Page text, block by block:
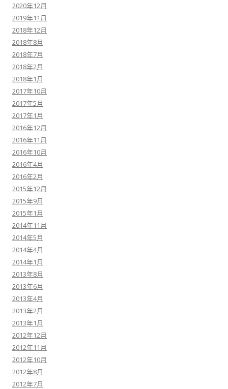
2020年12月
2019年11月
2018年12月
2018年8月
2018年7月
2018年2月
2018年1月
2017年10月
2017年5月
2017年1月
2016年12月
2016年11月
2016年10月
2016年4月
2016年2月
2015年12月
2015年9月
2015年1月
2014年11月
2014年5月
2014年4月
2014年1月
2013年8月
2013年6月
2013年4月
2013年2月
2013年1月
2012年12月
2012年11月
2012年10月
2012年8月
2012年7月